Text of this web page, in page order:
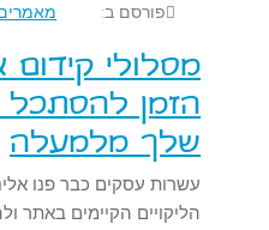
פורסם ב:
מסלולי
הזמן
שלך מלמעלה
עשרות עסקים כבר פנו
הליקויים הקיימים באתר